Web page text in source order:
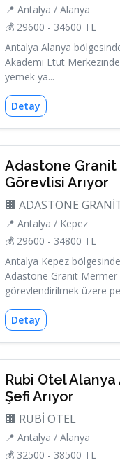
📍 Antalya / Alanya
💰 29600 - 34600 TL
Antalya Alanya
Akademi Etüt
yemek ya...
Detay
Adastone
Görevlisi Arıyor
🏢 ADASTONE
📍 Antalya / Kepez
💰 29600 - 34800 TL
Antalya Kepez
Adastone Granit Mermer
görevlendirilmek üzere
Detay
Rubi Otel Alanya
Şefi Arıyor
🏢 RUBİ OTEL
📍 Antalya / Alanya
💰 32500 - 38500 TL